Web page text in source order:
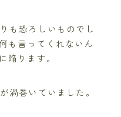
も恐ろしいものでし
も言ってくれないん
ります。
渦巻いていました。